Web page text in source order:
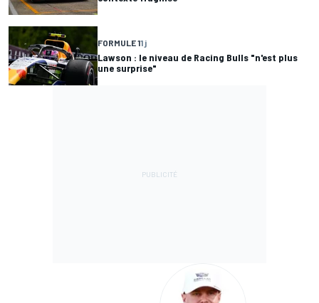
FORMULE 11 j
Lawson : le niveau de Racing Bulls "n'est plus
une surprise"